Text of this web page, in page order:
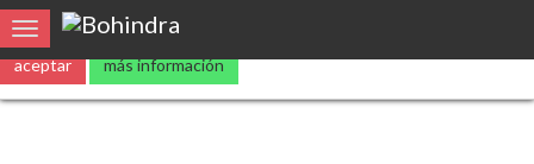
Utilizamoscookies propias y de terceros para mejorar nuestros
aceptar más información
Toggle navigation